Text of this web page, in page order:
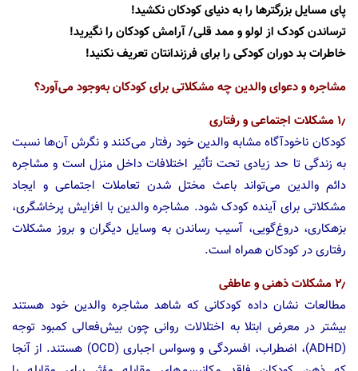
پای مسایل بزرگترها را به دنیای کودکان نکشید!
ترساندن کودک از لولو و ممد قلی/ آرامش کودکان را نگیرید!
خاطرات بد دوران کودکی را برای فرزندانتان تعریف نکنید!
مشاجره و دعوای والدین چه مشکلاتی برای کودکان به‌وجود می‌آورد؟
۱٫ مشکلات اجتماعی و رفتاری
کودکان ناخودآگاه مشابه والدین خود رفتار می‌کنند و نگرش آن‌ها نسبت
به زندگی تا حد زیادی تحت تأثیر اختلافات داخل منزل است و مشاجره
دائم والدین می‌تواند باعث مختل شدن تعاملات اجتماعی و ایجاد
مشکلاتی برای آینده کودک شود. مشاجره والدین با افزایش پرخاشگری،
بزهکاری، دروغ‌گویی، آسیب رساندن به وسایل دیگران و بروز مشکلات
رفتاری در کودکان همراه است.
۲٫ مشکلات ذهنی و عاطفی
مطالعات نشان داده کودکانی که شاهد مشاجره والدین خود هستند
بیشتر در معرض ابتلا به اختلالات روانی چون بیش‌فعالی کمبود توجه
(ADHD)، اضطراب، افسردگی و وسواس اجباری (OCD) هستند. از آنجا